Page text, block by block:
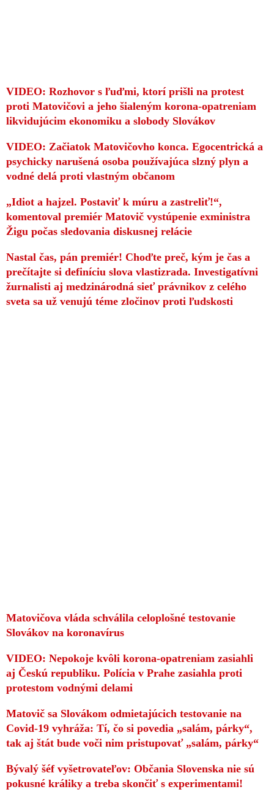
VIDEO: Rozhovor s ľuďmi, ktorí prišli na protest
proti Matovičovi a jeho šialeným korona-opatreniam
likvidujúcim ekonomiku a slobody Slovákov
VIDEO: Začiatok Matovičovho konca. Egocentrická a
psychicky narušená osoba používajúca slzný plyn a
vodné delá proti vlastným občanom
„Idiot a hajzel. Postaviť k múru a zastreliť!“,
komentoval premiér Matovič vystúpenie exministra
Žigu počas sledovania diskusnej relácie
Nastal čas, pán premiér! Choďte preč, kým je čas a
prečítajte si definíciu slova vlastizrada. Investigatívni
žurnalisti aj medzinárodná sieť právnikov z celého
sveta sa už venujú téme zločinov proti ľudskosti
Matovičova vláda schválila celoplošné testovanie
Slovákov na koronavírus
VIDEO: Nepokoje kvôli korona-opatreniam zasiahli
aj Českú republiku. Polícia v Prahe zasiahla proti
protestom vodnými delami
Matovič sa Slovákom odmietajúcich testovanie na
Covid-19 vyhráža: Tí, čo si povedia „salám, párky“,
tak aj štát bude voči nim pristupovať „salám, párky“
Bývalý šéf vyšetrovateľov: Občania Slovenska nie sú
pokusné králiky a treba skončiť s experimentami!